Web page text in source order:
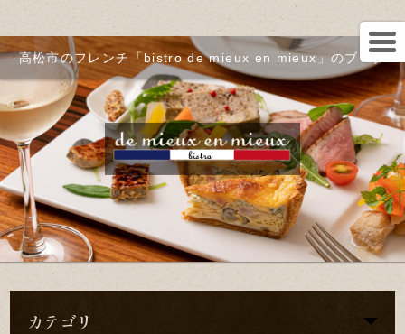
高松市のフレンチ「bistro de mieux en mieux」のブログ
カテゴリ